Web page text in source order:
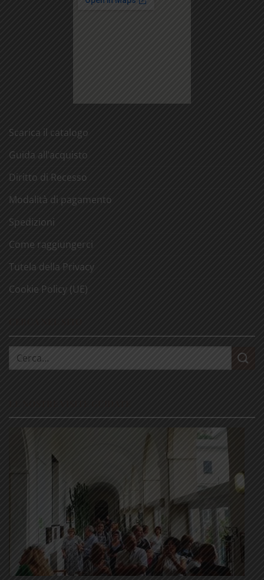
Scarica il catalogo
Guida all’acquisto
Diritto di Recesso
Modalità di pagamento
Spedizioni
Come raggiungerci
Tutela della Privacy
Cookie Policy (UE)
Cerca: